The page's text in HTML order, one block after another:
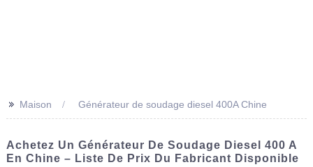
>> Maison Générateur de soudage diesel 400A Chine
Achetez Un Générateur De Soudage Diesel 400 A
En Chine – Liste De Prix Du Fabricant Disponible